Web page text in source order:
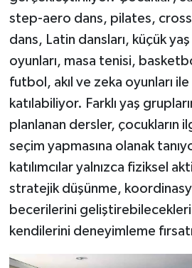
step-aero dans, pilates,
dans, Latin dansları, küçük
oyunları, masa tenisi,
futbol, akıl ve zeka oyunları
katılabiliyor. Farklı yaş
planlanan dersler, çocukların
seçim yapmasına olanak
katılımcılar yalnızca fiziksel
stratejik düşünme,
becerilerini
kendilerini deneyimleme